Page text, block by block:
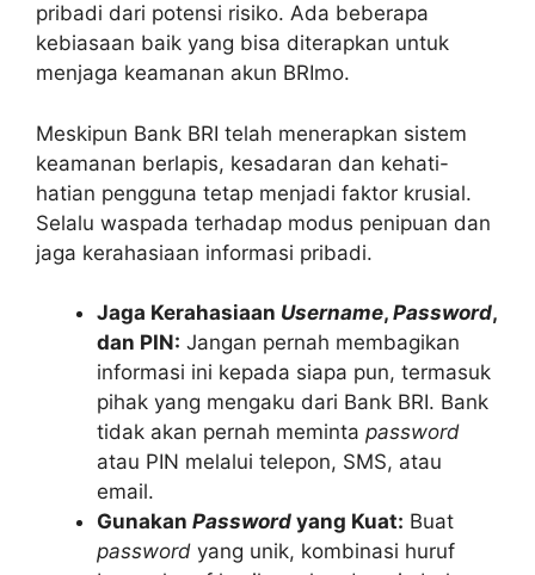
pribadi dari potensi risiko. Ada beberapa
kebiasaan baik yang bisa diterapkan untuk
menjaga keamanan akun BRImo.
Meskipun Bank BRI telah menerapkan sistem
keamanan berlapis, kesadaran dan kehati-
hatian pengguna tetap menjadi faktor krusial.
Selalu waspada terhadap modus penipuan dan
jaga kerahasiaan informasi pribadi.
Jaga Kerahasiaan Username, Password,
dan PIN: Jangan pernah membagikan
informasi ini kepada siapa pun, termasuk
pihak yang mengaku dari Bank BRI. Bank
tidak akan pernah meminta password
atau PIN melalui telepon, SMS, atau
email.
Gunakan Password yang Kuat: Buat
password yang unik, kombinasi huruf